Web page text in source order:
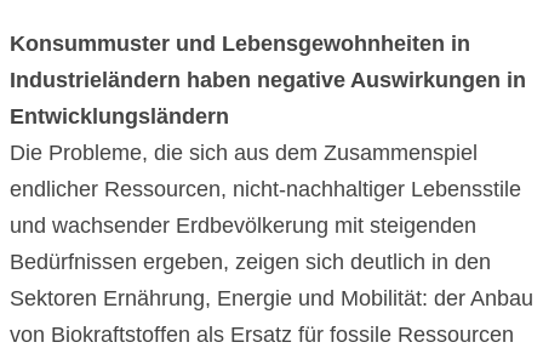
Konsummuster und Lebensgewohnheiten in
Industrieländern haben negative Auswirkungen in
Entwicklungsländern
Die Probleme, die sich aus dem Zusammenspiel
endlicher Ressourcen, nicht-nachhaltiger Lebensstile
und wachsender Erdbevölkerung mit steigenden
Bedürfnissen ergeben, zeigen sich deutlich in den
Sektoren Ernährung, Energie und Mobilität: der Anbau
von Biokraftstoffen als Ersatz für fossile Ressourcen